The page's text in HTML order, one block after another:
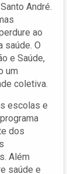
André.
ao
saúde. O
e Saúde,
um
coletiva.
escolas e
dos
Além
saúde e